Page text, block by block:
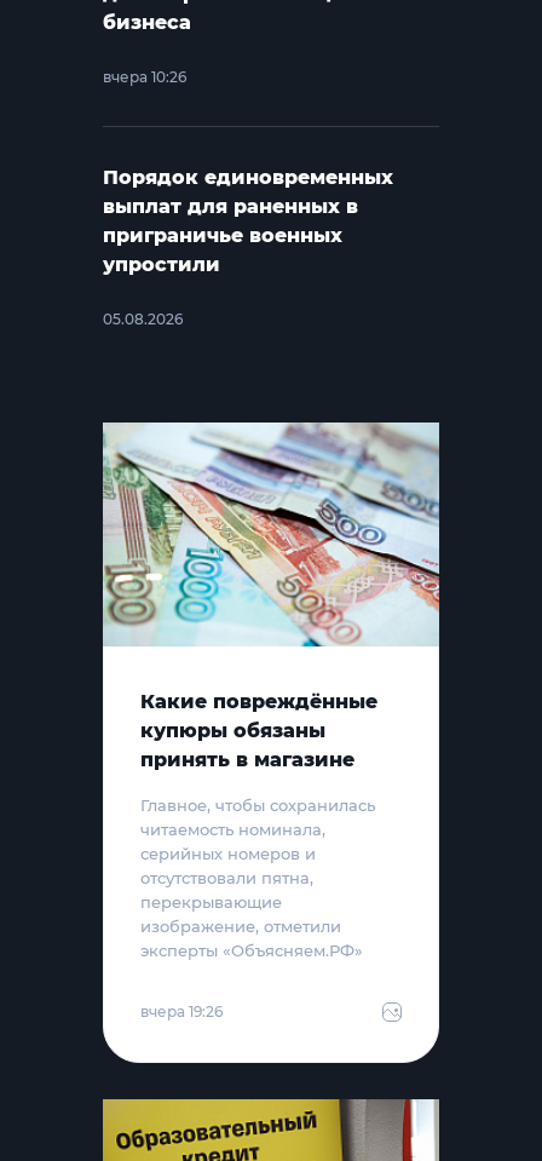
бизнеса
вчера 10:26
Порядок единовременных
выплат для раненных в
приграничье военных
упростили
05.08.2026
Какие повреждённые
купюры обязаны
принять в магазине
Главное, чтобы сохранилась
читаемость номинала,
серийных номеров и
отсутствовали пятна,
перекрывающие
изображение, отметили
эксперты «Объясняем.РФ»
вчера 19:26